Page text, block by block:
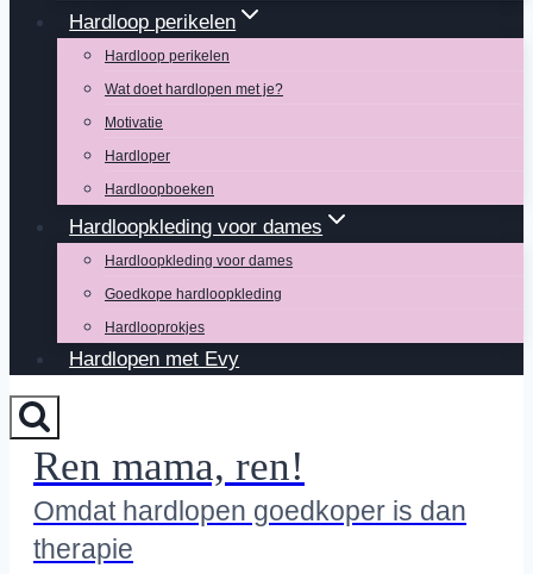
Hardloop perikelen
Hardloop perikelen
Wat doet hardlopen met je?
Motivatie
Hardloper
Hardloopboeken
Hardloopkleding voor dames
Hardloopkleding voor dames
Goedkope hardloopkleding
Hardlooprokjes
Hardlopen met Evy
Ren mama, ren!
Omdat hardlopen goedkoper is dan
therapie